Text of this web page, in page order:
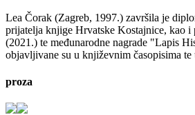
Lea Čorak (Zagreb, 1997.) završila je
prijatelja knjige Hrvatske Kostajnice, kao
(2021.) te međunarodne nagrade "Lapis
objavljivane su u književnim časopisima
proza